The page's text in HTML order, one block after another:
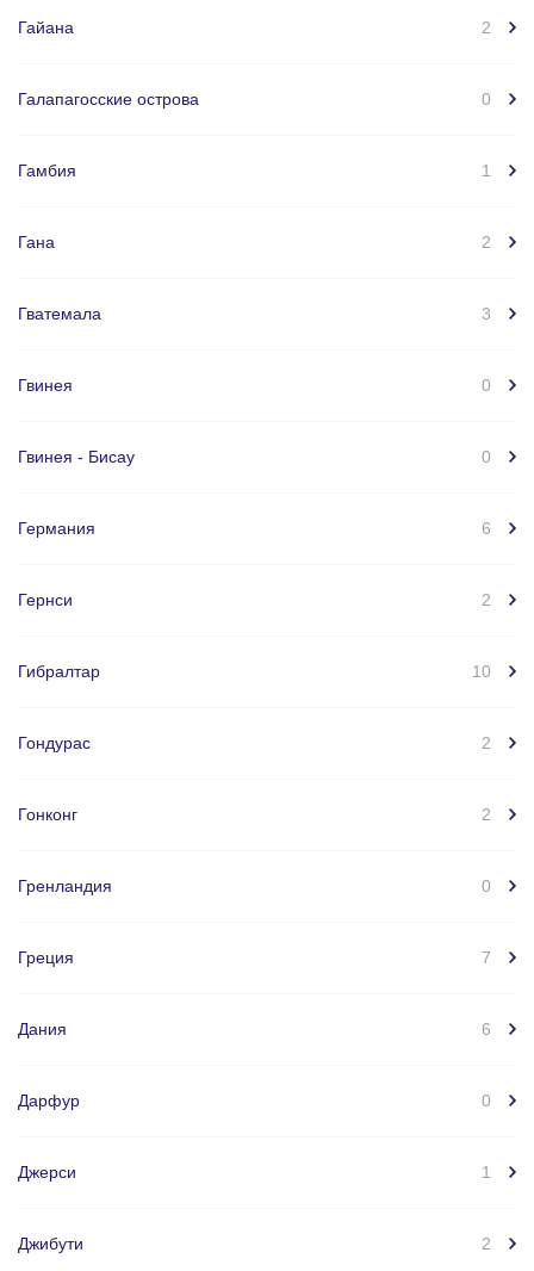
Гайана 2
Галапагосские острова 0
Гамбия 1
Гана 2
Гватемала 3
Гвинея 0
Гвинея - Бисау 0
Германия 6
Гернси 2
Гибралтар 10
Гондурас 2
Гонконг 2
Гренландия 0
Греция 7
Дания 6
Дарфур 0
Джерси 1
Джибути 2